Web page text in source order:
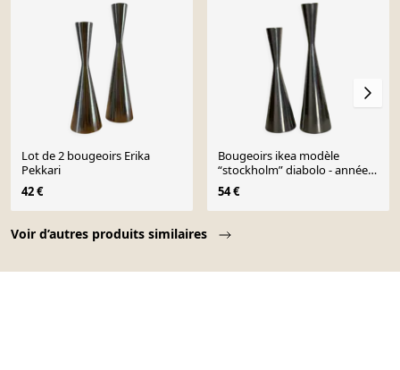
Voir d’autres produits similaires
Lot de 2 bougeoirs Erika
Pekkari
42 €
Bougeoirs ikea modèle
“stockholm” diabolo - années
1990
54 €